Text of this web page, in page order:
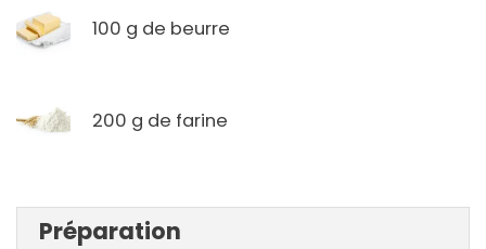
100 g de beurre
200 g de farine
Préparation